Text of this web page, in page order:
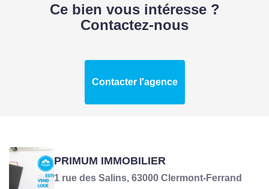
Ce bien vous intéresse ?
Contactez-nous
Contacter l'agence
PRIMUM IMMOBILIER
1 rue des Salins, 63000 Clermont-Ferrand